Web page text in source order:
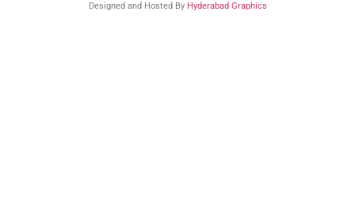
Designed and Hosted By Hyderabad Graphics